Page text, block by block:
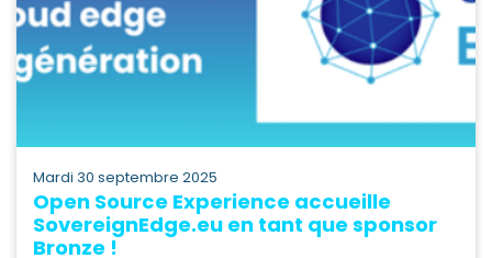
mardi 30 septembre 2025
Open Source Experience accueille
SovereignEdge.eu en tant que sponsor
Bronze !